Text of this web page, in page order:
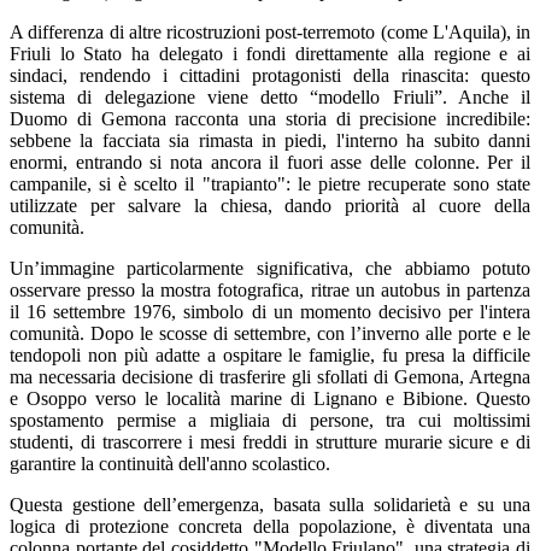
A differenza di altre ricostruzioni post-terremoto (come L'Aquila), in
Friuli lo Stato ha delegato i fondi direttamente alla regione e ai
sindaci, rendendo i cittadini protagonisti della rinascita: questo
sistema di delegazione viene detto “modello Friuli”. Anche il
Duomo di Gemona racconta una storia di precisione incredibile:
sebbene la facciata sia rimasta in piedi, l'interno ha subito danni
enormi, entrando si nota ancora il fuori asse delle colonne. Per il
campanile, si è scelto il "trapianto": le pietre recuperate sono state
utilizzate per salvare la chiesa, dando priorità al cuore della
comunità.
Un’immagine particolarmente significativa, che abbiamo potuto
osservare presso la mostra fotografica, ritrae un autobus in partenza
il 16 settembre 1976, simbolo di un momento decisivo per l'intera
comunità. Dopo le scosse di settembre, con l’inverno alle porte e le
tendopoli non più adatte a ospitare le famiglie, fu presa la difficile
ma necessaria decisione di trasferire gli sfollati di Gemona, Artegna
e Osoppo verso le località marine di Lignano e Bibione. Questo
spostamento permise a migliaia di persone, tra cui moltissimi
studenti, di trascorrere i mesi freddi in strutture murarie sicure e di
garantire la continuità dell'anno scolastico.
Questa gestione dell’emergenza, basata sulla solidarietà e su una
logica di protezione concreta della popolazione, è diventata una